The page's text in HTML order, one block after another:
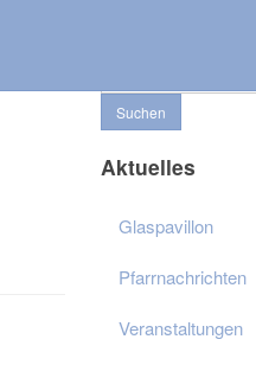
Suchen
Aktuelles
Glaspavillon
Pfarrnachrichten
Veranstaltungen